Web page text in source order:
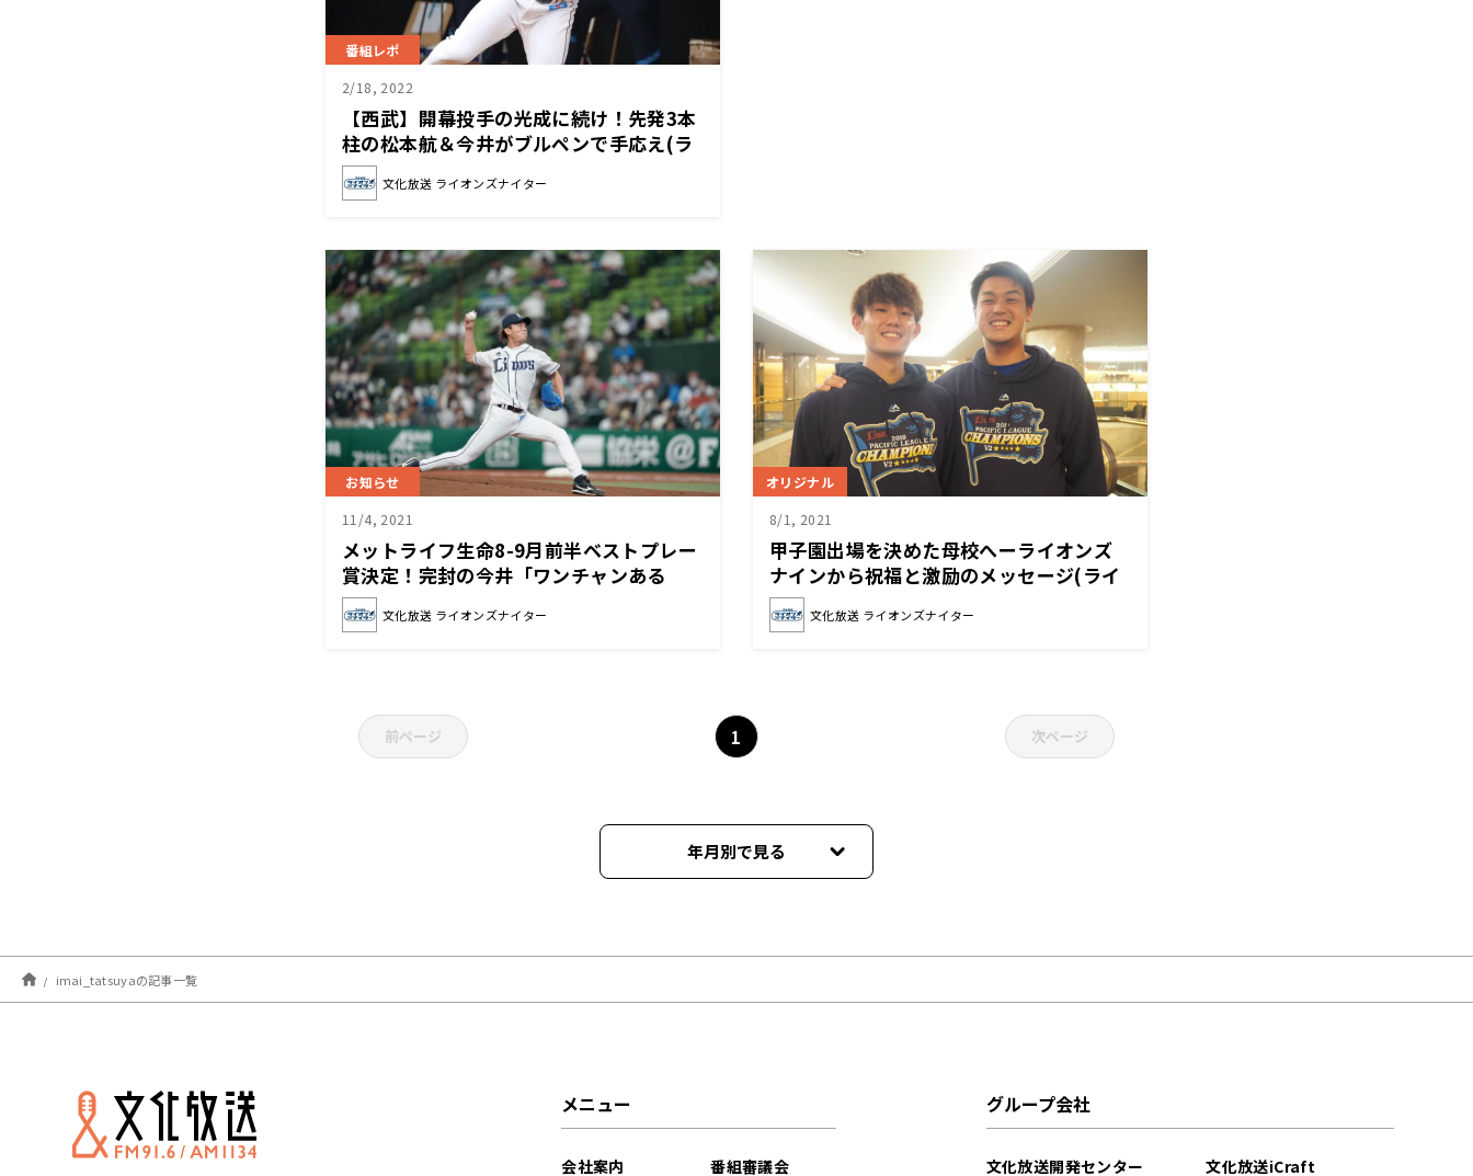
番組レポ
2/18, 2022
【西武】開幕投手の光成に続け！先発3本
柱の松本航＆今井がブルペンで手応え(ラ
イオンズナイター)
文化放送 ライオンズナイター
お知らせ
11/4, 2021
メットライフ生命8-9月前半ベストプレー
賞決定！完封の今井「ワンチャンある
と」(ライオンズナイター)
文化放送 ライオンズナイター
オリジナル
8/1, 2021
甲子園出場を決めた母校へーライオンズ
ナインから祝福と激励のメッセージ(ライ
オンズナイター)
文化放送 ライオンズナイター
前ページ 1 次ページ
年月別で見る
2022年02月
imai_tatsuyaの記事一覧
メニュー
会社案内 番組審議会
グループ会社
文化放送開発センター 文化放送iCraft